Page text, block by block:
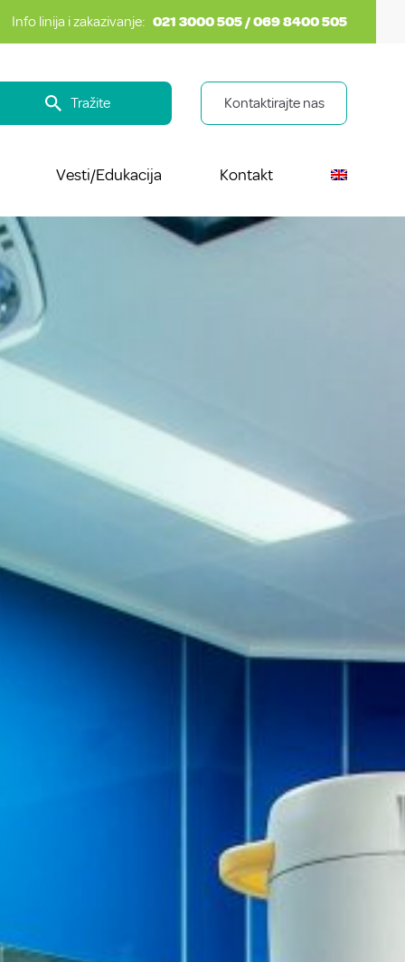
Info linija i zakazivanje: 021 3000 505 / 069 8400 505
Tražite Kontaktirajte nas
Vesti/Edukacija Kontakt